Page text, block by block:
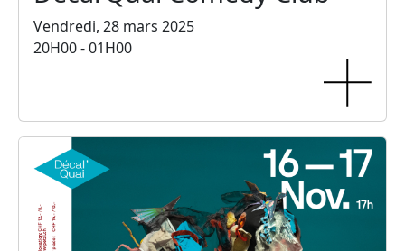
Vendredi, 28 mars 2025
20H00 - 01H00